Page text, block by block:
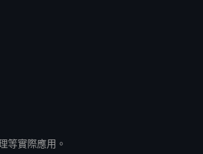
等實際應用。